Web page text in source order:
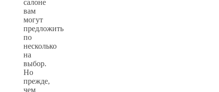
салоне
вам
могут
предложить
по
несколько
на
выбор.
Но
прежде,
чем